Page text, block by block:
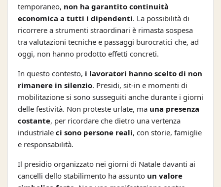
temporaneo, non ha garantito continuità
economica a tutti i dipendenti. La possibilità di
ricorrere a strumenti straordinari è rimasta sospesa
tra valutazioni tecniche e passaggi burocratici che, ad
oggi, non hanno prodotto effetti concreti.
In questo contesto, i lavoratori hanno scelto di non
rimanere in silenzio. Presidi, sit-in e momenti di
mobilitazione si sono susseguiti anche durante i giorni
delle festività. Non proteste urlate, ma una presenza
costante, per ricordare che dietro una vertenza
industriale ci sono persone reali, con storie, famiglie
e responsabilità.
Il presidio organizzato nei giorni di Natale davanti ai
cancelli dello stabilimento ha assunto un valore